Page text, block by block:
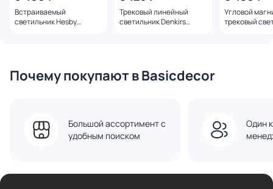
Встраиваемый
светильник Hesby
Трековый линейный
светильник Denkirs
Угловой
трековый
Почему покупают в Basicdecor
Большой ассортимент с
удобным поиском
Один